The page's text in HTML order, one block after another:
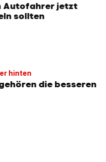
Autofahrer jetzt
sollten
hinten
die besseren